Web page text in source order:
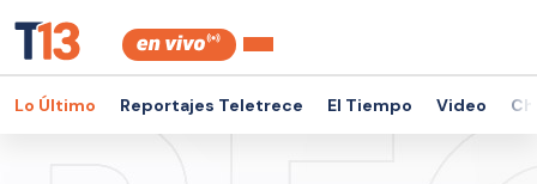
Lo Último Reportajes Teletrece El Tiempo Video